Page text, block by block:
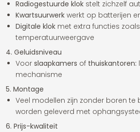
Radiogestuurde klok stelt zichzelf
Kwartsuurwerk werkt op batterijen
Digitale klok met extra functies
temperatuurweergave
4. Geluidsniveau
Voor slaapkamers of thuiskantoren:
mechanisme
5. Montage
Veel modellen zijn zonder boren te
worden geleverd met
6. Prijs-kwaliteit